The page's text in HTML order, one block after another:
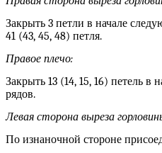
Закрыть 3 петли в начале
41 (43, 45, 48) петля.
Правое плечо:
Закрыть 13 (14, 15, 16) петель
рядов.
Левая сторона выреза
По изнаночной стороне